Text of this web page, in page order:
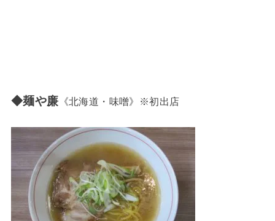
◆麺や廉 《北海道・味噌》※初出店